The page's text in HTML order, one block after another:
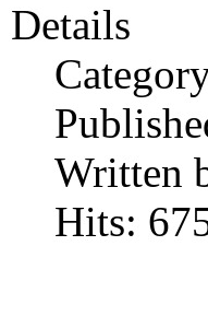
Details
Written
Hits: